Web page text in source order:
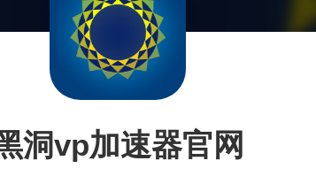
洞vp加速器官网